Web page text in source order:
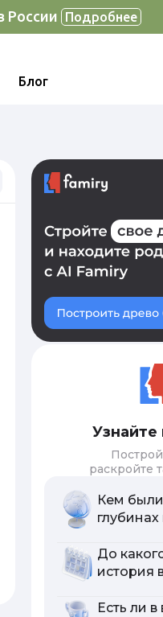
России Подробнее
Блог
Узнайте
раскройте
Кем
До
история
Есть ли